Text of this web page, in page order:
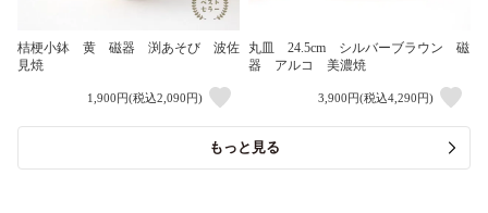
桔梗小鉢 黄 磁器 渕あそび 波佐
見焼
1,900円(税込2,090円)
丸皿 24.5cm シルバーブラウン 磁
器 アルコ 美濃焼
3,900円(税込4,290円)
もっと見る